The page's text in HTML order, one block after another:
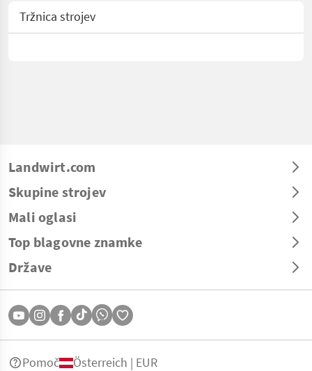
Tržnica strojev
Landwirt.com
Skupine strojev
Mali oglasi
Top blagovne znamke
Države
Pomoč Österreich | EUR